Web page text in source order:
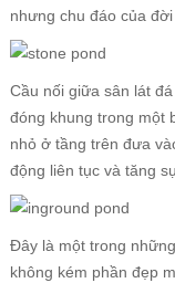
nhưng chu đáo của
Cầu nối giữa sân lát
đóng khung trong một
nhỏ ở tầng trên đưa
động liên tục và tăng
Đây là một trong
không kém phần đẹp